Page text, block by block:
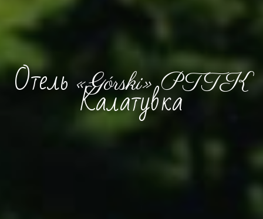
Отель «Górski» PTTK
Калатувка